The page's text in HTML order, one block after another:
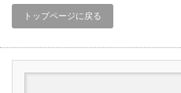
トップページに戻る